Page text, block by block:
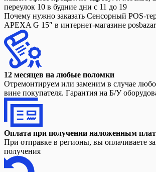
переулок 10 в будние дни с 11 до 19
Почему нужно заказать Сенсорный POS-
APEXA G 15″ в интернет-магазине
12 месяцев на любые поломки
Отремонтируем или заменим в случае
вине покупателя. Гарантия на Б/У
Оплата при получении наложенным
При отправке в регионы, вы оплачиваете
получения